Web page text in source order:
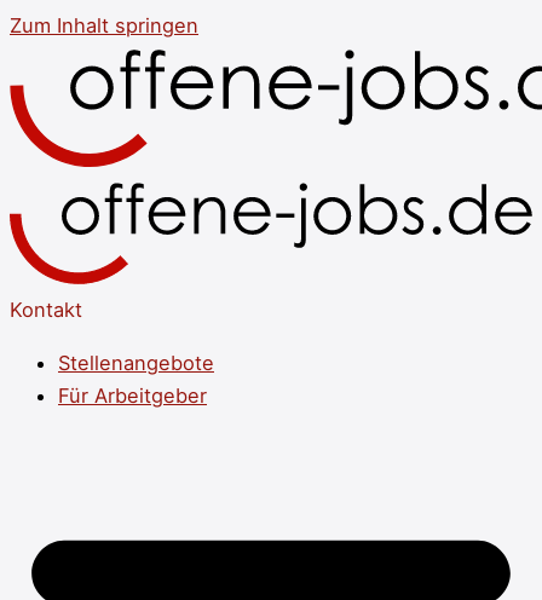
Zum Inhalt springen
Kontakt
Stellenangebote
Für Arbeitgeber